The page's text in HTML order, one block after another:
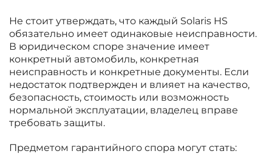
Не стоит утверждать, что каждый Solaris HS
обязательно имеет одинаковые неисправности.
В юридическом споре значение имеет
конкретный автомобиль, конкретная
неисправность и конкретные документы. Если
недостаток подтвержден и влияет на качество,
безопасность, стоимость или возможность
нормальной эксплуатации, владелец вправе
требовать защиты.
Предметом гарантийного спора могут стать: